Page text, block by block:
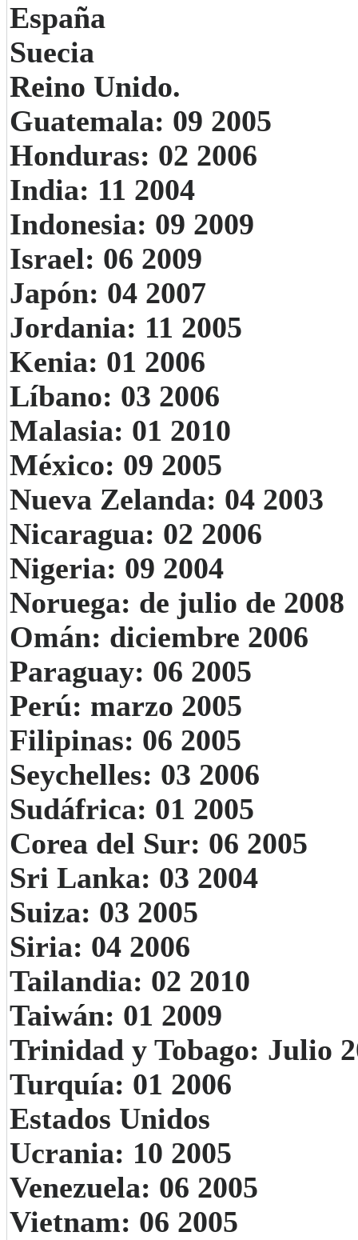
España
Suecia
Reino Unido.
Guatemala: 09 2005
Honduras: 02 2006
India: 11 2004
Indonesia: 09 2009
Israel: 06 2009
Japón: 04 2007
Jordania: 11 2005
Kenia: 01 2006
Líbano: 03 2006
Malasia: 01 2010
México: 09 2005
Nueva Zelanda: 04 2003
Nicaragua: 02 2006
Nigeria: 09 2004
Noruega: de julio de 2008
Omán: diciembre 2006
Paraguay: 06 2005
Perú: marzo 2005
Filipinas: 06 2005
Seychelles: 03 2006
Sudáfrica: 01 2005
Corea del Sur: 06 2005
Sri Lanka: 03 2004
Suiza: 03 2005
Siria: 04 2006
Tailandia: 02 2010
Taiwán: 01 2009
Trinidad y Tobago: Julio
Turquía: 01 2006
Estados Unidos
Ucrania: 10 2005
Venezuela: 06 2005
Vietnam: 06 2005